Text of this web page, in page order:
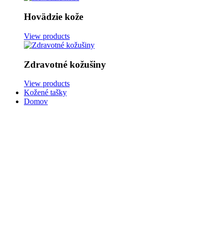
Hovädzie kože
View products
Zdravotné kožušiny
View products
Kožené tašky
Domov